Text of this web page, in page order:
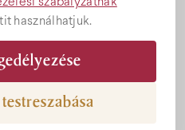
használhatjuk.